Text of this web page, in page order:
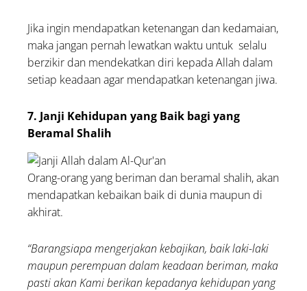
Jika ingin mendapatkan ketenangan dan kedamaian,
maka jangan pernah lewatkan waktu untuk selalu
berzikir dan mendekatkan diri kepada Allah dalam
setiap keadaan agar mendapatkan ketenangan jiwa.
7. Janji Kehidupan yang Baik bagi yang
Beramal Shalih
Orang-orang yang beriman dan beramal shalih, akan
mendapatkan kebaikan baik di dunia maupun di
akhirat.
“Barangsiapa mengerjakan kebajikan, baik laki-laki
maupun perempuan dalam keadaan beriman, maka
pasti akan Kami berikan kepadanya kehidupan yang